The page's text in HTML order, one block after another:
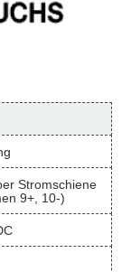
Stromschiene
9+, 10-)